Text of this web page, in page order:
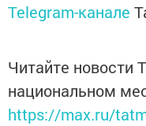
Telegram-канале
Читайте новости
национальном
https://max.ru/